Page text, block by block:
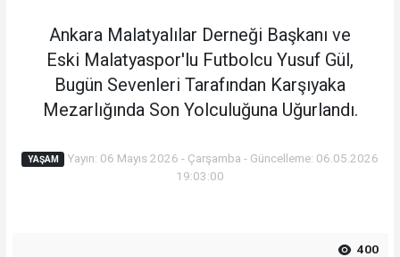
Ankara Malatyalılar Derneği Başkanı ve
Eski Malatyaspor'lu Futbolcu Yusuf Gül,
Bugün Sevenleri Tarafından Karşıyaka
Mezarlığında Son Yolculuğuna Uğurlandı.
YAŞAM
Yayın: 06 Mayıs 2026 - Çarşamba - Güncelleme: 06.05.2026
19:03:00
400